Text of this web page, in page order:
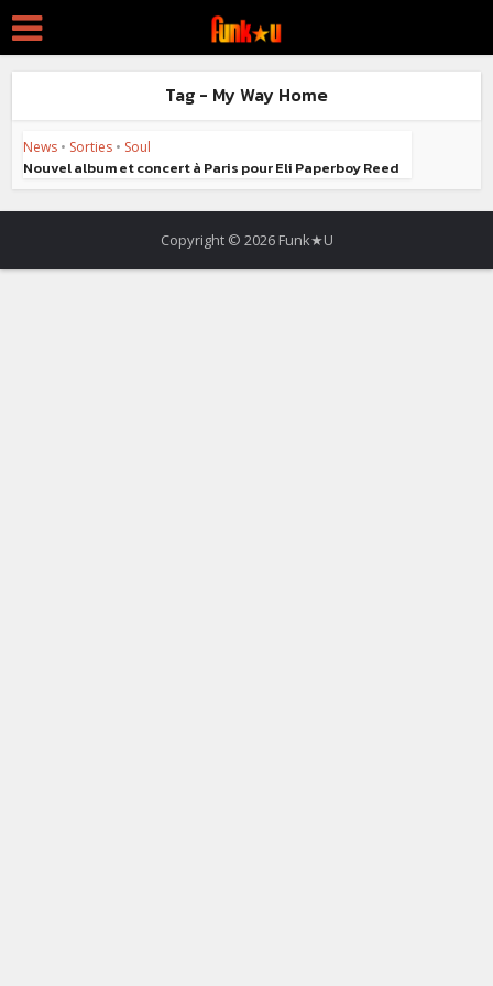
Tag - My Way Home
News • Sorties • Soul
Nouvel album et concert à Paris pour Eli Paperboy Reed
Copyright © 2026 Funk★U